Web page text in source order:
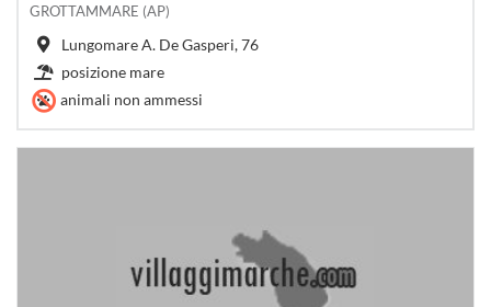
GROTTAMMARE (AP)
Lungomare A. De Gasperi, 76
posizione mare
animali non ammessi